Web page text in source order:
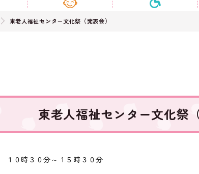
東老人福祉センター文化祭（発表会）
東老人福祉センター文化祭
０時３０分～１５時３０分